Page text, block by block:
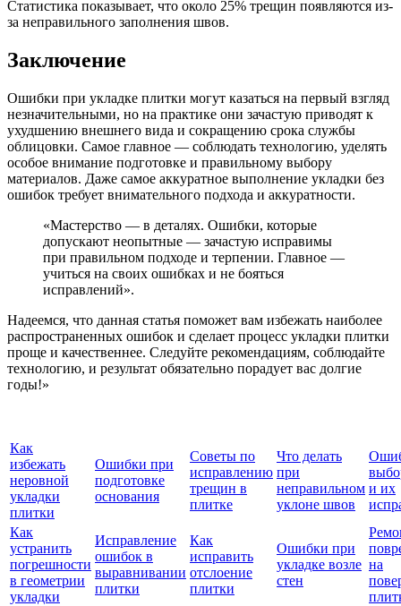
Статистика показывает, что около 25% трещин появляются из-
за неправильного заполнения швов.
Заключение
Ошибки при укладке плитки могут казаться на первый взгляд
незначительными, но на практике они зачастую приводят к
ухудшению внешнего вида и сокращению срока службы
облицовки. Самое главное — соблюдать технологию, уделять
особое внимание подготовке и правильному выбору
материалов. Даже самое аккуратное выполнение укладки без
ошибок требует внимательного подхода и аккуратности.
«Мастерство — в деталях. Ошибки, которые
допускают неопытные — зачастую исправимы
при правильном подходе и терпении. Главное —
учиться на своих ошибках и не бояться
исправлений».
Надеемся, что данная статья поможет вам избежать наиболее
распространенных ошибок и сделает процесс укладки плитки
проще и качественнее. Следуйте рекомендациям, соблюдайте
технологию, и результат обязательно порадует вас долгие
годы!»
Как
избежать
неровной
укладки
плитки
Ошибки при
подготовке
основания
Советы по
исправлению
трещин в
плитке
Что делать
при
неправильном
уклоне швов
и их
Как
устранить
погрешности
в геометрии
укладки
Исправление
ошибок в
выравнивании
плитки
Как
исправить
отслоение
плитки
Ошибки при
укладке возле
стен
на